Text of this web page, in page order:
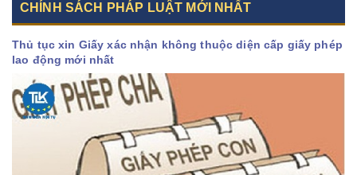
CHÍNH SÁCH PHÁP LUẬT MỚI NHẤT
Thủ tục xin Giấy xác nhận không thuộc diện cấp giấy phép
lao động mới nhất